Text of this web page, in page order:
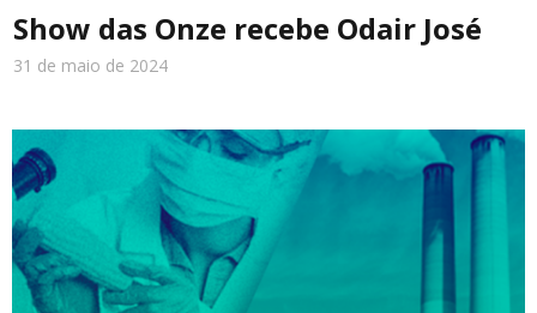
Show das Onze recebe Odair José
31 de maio de 2024